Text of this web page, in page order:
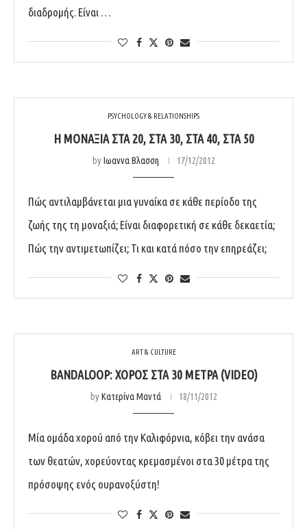
διαδρομής. Είναι …
PSYCHOLOGY & RELATIONSHIPS
Η ΜΟΝΑΞΙΆ ΣΤΑ 20, ΣΤΑ 30, ΣΤΑ 40, ΣΤΑ 50
byΙωαννα Βλασση 17/12/2012
Πώς αντιλαμβάνεται μια γυναίκα σε κάθε περίοδο της
ζωής της τη μοναξιά; Είναι διαφορετική σε κάθε δεκαετία;
Πώς την αντιμετωπίζει; Τι και κατά πόσο την επηρεάζει;
ART & CULTURE
BANDALOOP: ΧΟΡΌΣ ΣΤΑ 30 ΜΈΤΡΑ (VIDEO)
byΚατερίνα Μαντά 18/11/2012
Μία ομάδα χορού από την Καλιφόρνια, κόβει την ανάσα
των θεατών, χορεύοντας κρεμασμένοι στα 30 μέτρα της
πρόσοψης ενός ουρανοξύστη!